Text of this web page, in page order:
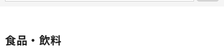
食品・飲料